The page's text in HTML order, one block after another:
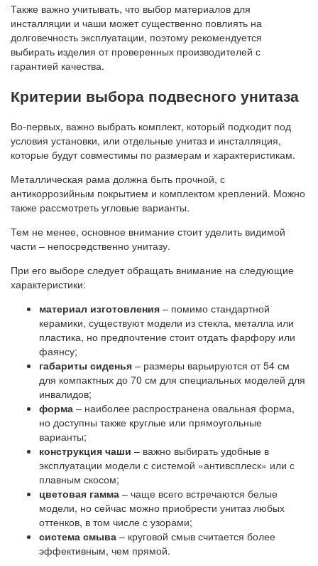
Также важно учитывать, что выбор материалов для
инсталляции и чаши может существенно повлиять на
долговечность эксплуатации, поэтому рекомендуется
выбирать изделия от проверенных производителей с
гарантией качества.
Критерии выбора подвесного унитаза
Во-первых, важно выбрать комплект, который подходит под
условия установки, или отдельные унитаз и инсталляция,
которые будут совместимы по размерам и характеристикам.
Металлическая рама должна быть прочной, с
антикоррозийным покрытием и комплектом креплений. Можно
также рассмотреть угловые варианты.
Тем не менее, основное внимание стоит уделить видимой
части – непосредственно унитазу.
При его выборе следует обращать внимание на следующие
характеристики:
материал изготовления – помимо стандартной
керамики, существуют модели из стекла, металла или
пластика, но предпочтение стоит отдать фарфору или
фаянсу;
габариты сиденья – размеры варьируются от 54 см
для компактных до 70 см для специальных моделей для
инвалидов;
форма – наиболее распространена овальная форма,
но доступны также круглые или прямоугольные
варианты;
конструкция чаши – важно выбирать удобные в
эксплуатации модели с системой «антивсплеск» или с
плавным скосом;
цветовая гамма – чаще всего встречаются белые
модели, но сейчас можно приобрести унитаз любых
оттенков, в том числе с узорами;
система смыва – круговой смыв считается более
эффективным, чем прямой.